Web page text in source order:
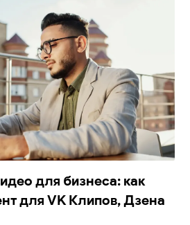
для бизнеса: как
для VK Клипов, Дзена